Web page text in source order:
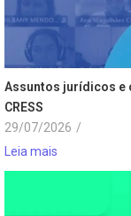
Assuntos jurídicos e
CRESS
29/07/2026 /
Leia mais